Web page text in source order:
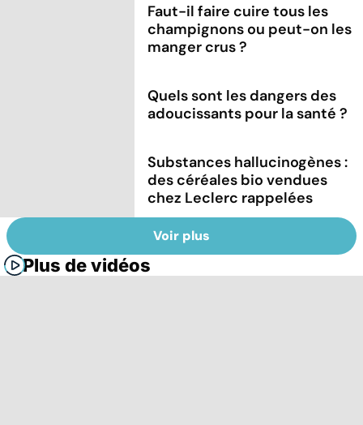
Faut-il faire cuire tous les
champignons ou peut-on les
manger crus ?
Quels sont les dangers des
adoucissants pour la santé ?
Substances hallucinogènes :
des céréales bio vendues
chez Leclerc rappelées
Voir plus
Plus de vidéos